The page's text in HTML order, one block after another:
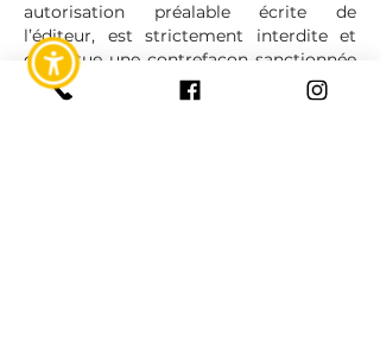
autorisation préalable écrite de
l’éditeur, est strictement interdite et
constitue une contrefaçon sanctionnée
par les articles L.335-2 et suivants du
Code de la propriété